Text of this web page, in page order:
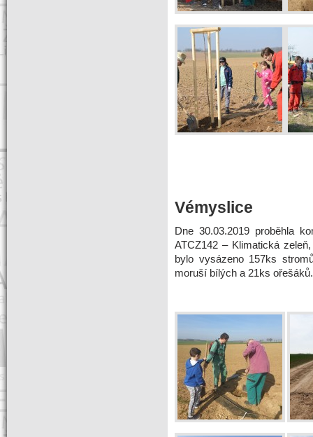
Vémyslice
Dne 30.03.2019 proběhla
ATCZ142 – Klimatická
bylo vysázeno 157ks
moruší bílých a 21ks ořešáků.